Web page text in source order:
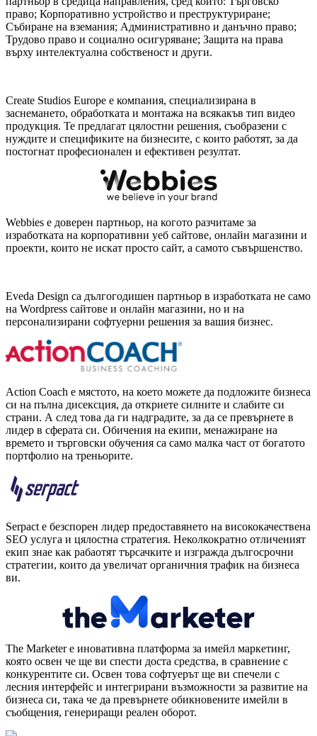
право; Корпоративно устройство и преструктуриране;
Събиране на вземания; Административно и данъчно право;
Трудово право и социално осигуряване; Защита на права
върху интелектуална собственост и други.
Create Studios Europe е компания, специализирана в
заснемането, обработката и монтажа на всякакъв тип видео
продукция. Те предлагат цялостни решения, съобразени с
нуждите и спецификите на бизнесите, с които работят, за да
постогнат професионален и ефективен резултат.
Webbies е доверен партньор, на когото разчитаме за
изработката на корпоративни уеб сайтове, онлайн магазини и
проекти, които не искат просто сайт, а самото съвършенство.
Eveda Design са дългогодишен партньор в изработката не само
на Wordpress сайтове и онлайн магазини, но и на
персонализирани софтуерни решения за вашия бизнес.
Action Coach е мястото, на което можете да подложите бизнеса
си на пълна дисексция, да откриете силните и слабите си
страни. А след това да ги надградите, за да се превърнете в
лидер в сферата си. Обичения на екипи, менажиране на
времето и търговски обучения са само малка част от богатото
портфолио на треньорите.
Serpact е безспорен лидер предоставянето на висококачествена
SEO услуга и цялостна стратегия. Неколкократно отличеният
екип знае как рабаотят търсачките и изгражда дългосрочни
стратегии, които да увеличат органичния трафик на бизнеса
ви.
The Marketer е иновативна платформа за имейл маркетинг,
която освен че ще ви спести доста средства, в сравнение с
конкурентите си. Освен това софтуерът ще ви спечели с
лесния интерфейс и интегрирани възможности за развитие на
бизнеса си, така че да превърнете обикновените имейли в
съобщения, генериращи реален оборот.